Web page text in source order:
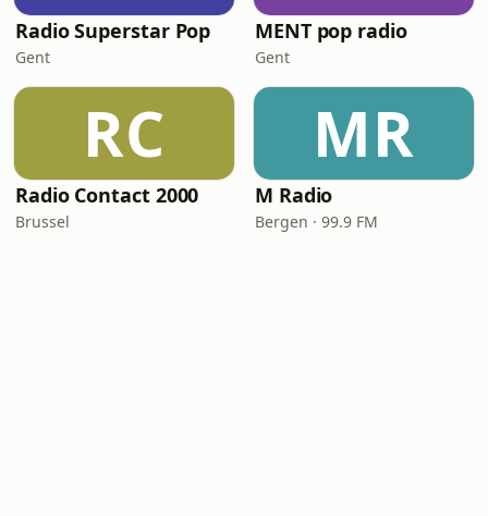
Radio Superstar Pop
Gent
MENT pop radio
Gent
RC
Radio Contact 2000
Brussel
MR
M Radio
Bergen · 99.9 FM